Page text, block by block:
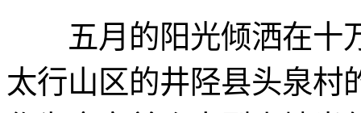
五月的阳光倾洒在十
太行山区的井陉县头泉村